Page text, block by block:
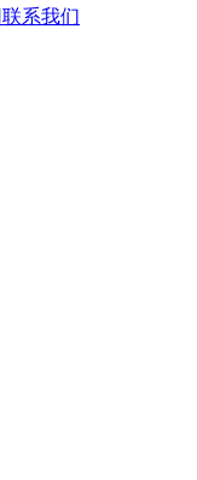
联系我们